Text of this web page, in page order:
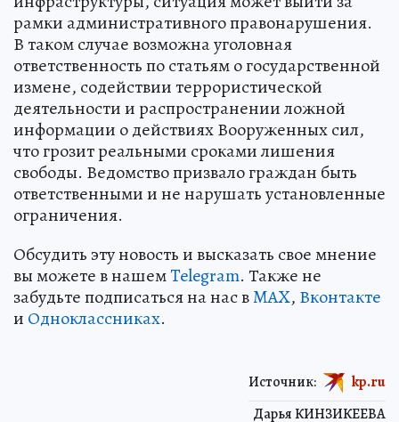
рамки административного правонарушения.
В таком случае возможна уголовная
ответственность по статьям о государственной
измене, содействии террористической
деятельности и распространении ложной
информации о действиях Вооруженных сил,
что грозит реальными сроками лишения
свободы. Ведомство призвало граждан быть
ответственными и не нарушать установленные
ограничения.
Обсудить эту новость и высказать свое мнение
вы можете в нашемTelegram. Также не
забудьте подписаться на нас вMAX, Вконтакте
и Одноклассниках.
Дарья КИНЗИКЕЕВА
Источник: kp.ru